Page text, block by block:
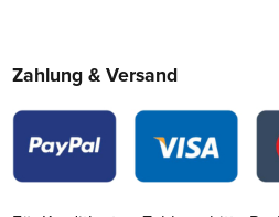
Zahlung & Versand